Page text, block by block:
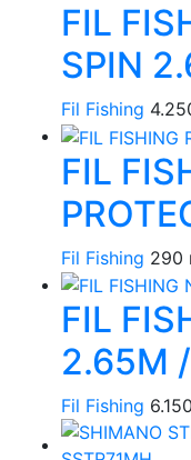
FIL
SPIN
Fil Fishing
FIL
Fil Fishing 290
FIL
2.65M
Fil Fishing 6.150